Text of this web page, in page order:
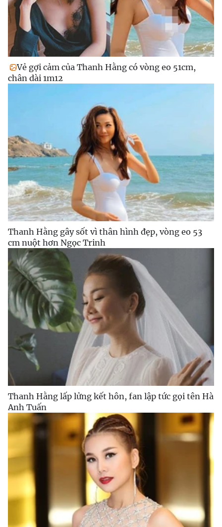
Vẻ gợi cảm của Thanh Hằng có vòng eo 51cm,
chân dài 1m12
Thanh Hằng gây sốt vì thân hình đẹp, vòng eo 53
cm nuột hơn Ngọc Trinh
Thanh Hằng lấp lửng kết hôn, fan lập tức gọi tên Hà
Anh Tuấn